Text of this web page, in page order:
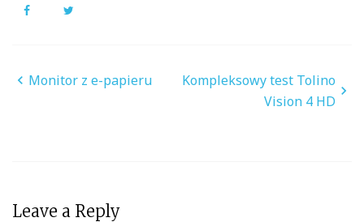
Facebook
Nawigacja
Monitor z e-papieru
Kompleksowy test Tolino
Vision 4 HD
Leave a Reply